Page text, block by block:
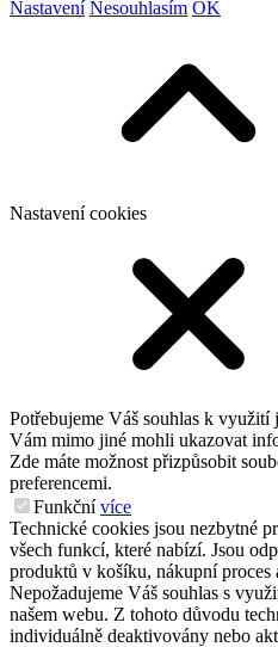
Nastavení Nesouhlasím OK
Nastavení cookies
Potřebujeme Váš souhlas k
Vám mimo jiné mohli ukazovat
Zde máte možnost přizpůsobit
preferencemi.
Funkční více
Technické cookies jsou nezbytné
všech funkcí, které nabízí. Jsou
produktů v košíku, nákupní proces
Nepožadujeme Váš souhlas s
našem webu. Z tohoto důvodu
individuálně deaktivovány nebo